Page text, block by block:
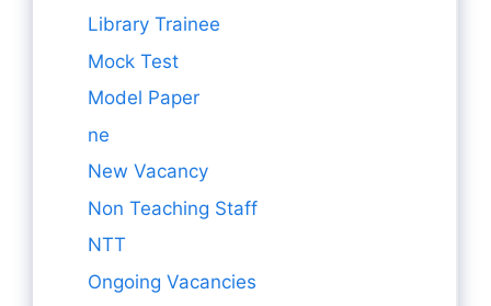
Library Trainee
Mock Test
Model Paper
ne
New Vacancy
Non Teaching Staff
NTT
Ongoing Vacancies